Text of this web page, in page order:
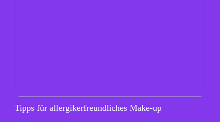
Tipps für allergikerfreundliches Make-up